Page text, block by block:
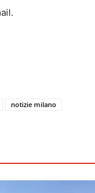
notizie milano